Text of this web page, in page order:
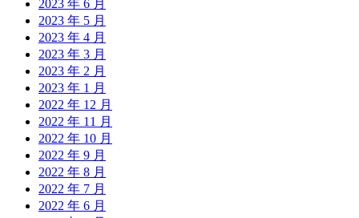
2023 年 6 月
2023 年 5 月
2023 年 4 月
2023 年 3 月
2023 年 2 月
2023 年 1 月
2022 年 12 月
2022 年 11 月
2022 年 10 月
2022 年 9 月
2022 年 8 月
2022 年 7 月
2022 年 6 月